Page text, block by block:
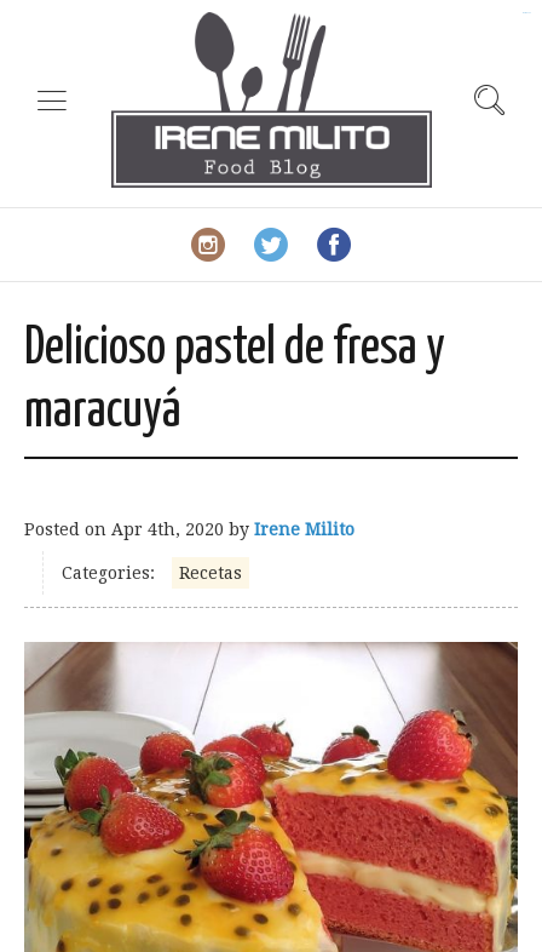
Delicioso pastel de fresa y
maracuyá
Posted on Apr 4th, 2020 by Irene Milito
Categories: Recetas